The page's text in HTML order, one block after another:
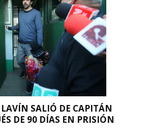
SALIÓ DE CAPITÁN
DE 90 DÍAS EN PRISIÓN